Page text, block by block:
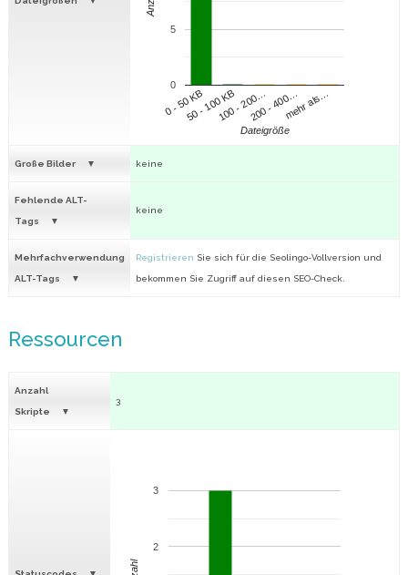
0 - 50 KB50 - 100 KB100 - 200…200 - 400…mehr als…
0
5
Dateigröße
Große Bilder keine
Fehlende ALT-
Tags
keine
Mehrfachverwendung
ALT-Tags
Registrieren Sie sich für die Seolingo-Vollversion und
bekommen Sie Zugriff auf diesen SEO-Check.
Ressourcen
Anzahl
Skripte
3
2
3